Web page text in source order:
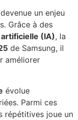
un enjeu
Grâce à des
(IA), la
de Samsung, il
améliorer
évolue
Parmi ces
répétitives joue un